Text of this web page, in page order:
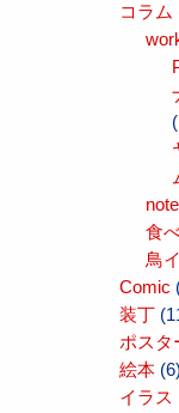
コラム
note
食
鳥
Comic
装丁
ポスタ
絵本(6)
イラス